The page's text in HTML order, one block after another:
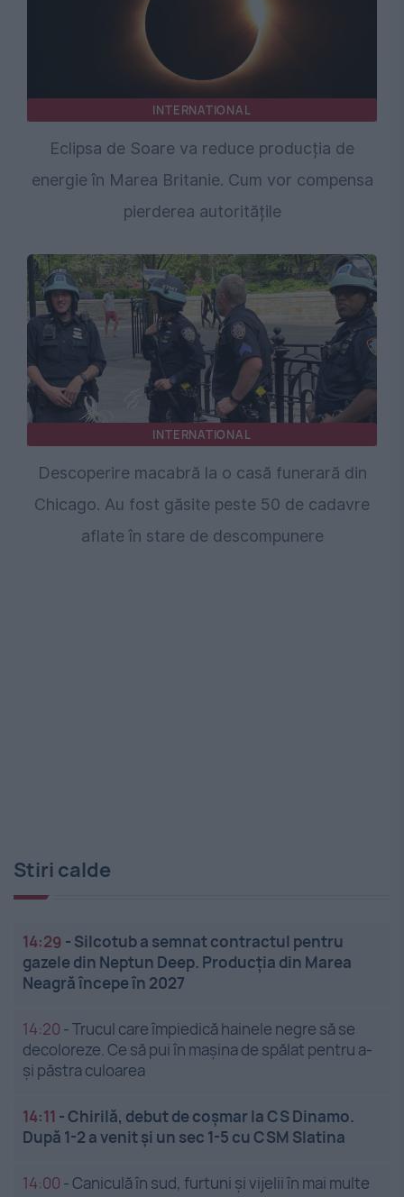
INTERNATIONAL
Eclipsa de Soare va reduce producția de
energie în Marea Britanie. Cum vor compensa
pierderea autoritățile
INTERNATIONAL
Descoperire macabră la o casă funerară din
Chicago. Au fost găsite peste 50 de cadavre
aflate în stare de descompunere
Stiri calde
14:29 - Silcotub a semnat contractul pentru
gazele din Neptun Deep. Producția din Marea
Neagră începe în 2027
14:20 -Trucul care împiedică hainele negre să se
decoloreze. Ce să pui în mașina de spălat pentru a-
și păstra culoarea
14:11 -Chirilă, debut de coșmar la CS Dinamo.
După 1-2 a venit și un sec 1-5 cu CSM Slatina
14:00 -Caniculă în sud, furtuni și vijelii în mai multe